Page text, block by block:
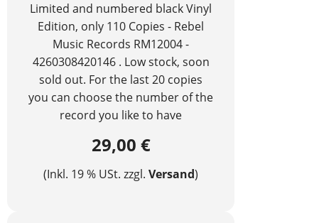
Limited and numbered black Vinyl
Edition, only 110 Copies - Rebel
Music Records RM12004 -
4260308420146 . Low stock, soon
sold out. For the last 20 copies
you can choose the number of the
record you like to have
29,00 €
(Inkl. 19 % USt. zzgl. Versand)